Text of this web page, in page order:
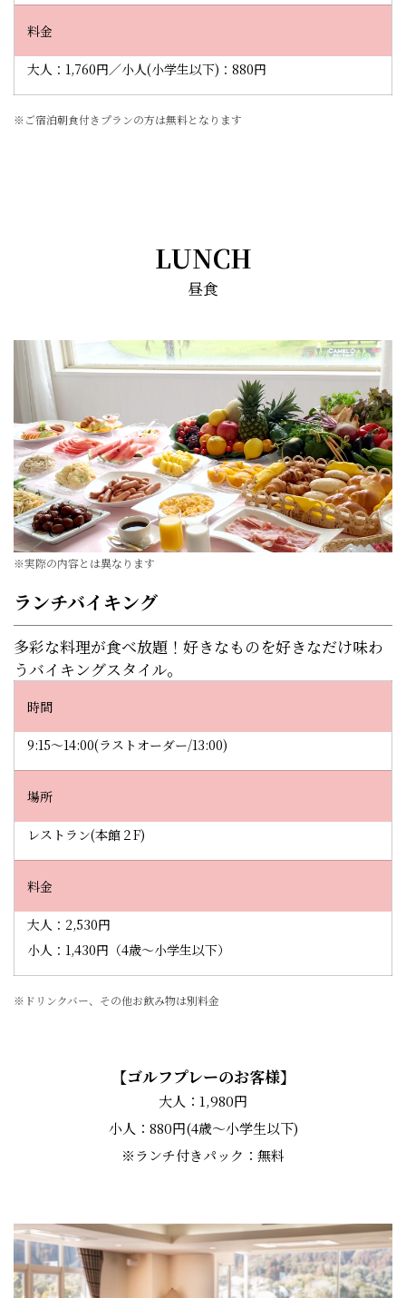
料金
大人：1,760円／小人(小学生以下)：880円
※ご宿泊朝食付きプランの方は無料となります
LUNCH
昼食
※実際の内容とは異なります
ランチバイキング
多彩な料理が食べ放題！好きなものを好きなだけ味わ
うバイキングスタイル。
時間
9:15～14:00(ラストオーダー/13:00)
場所
レストラン(本館２F)
料金
大人：2,530円
小人：1,430円（4歳～小学生以下）
※ドリンクバー、その他お飲み物は別料金
【ゴルフプレーのお客様】
大人：1,980円
小人：880円(4歳～小学生以下)
※ランチ付きパック：無料